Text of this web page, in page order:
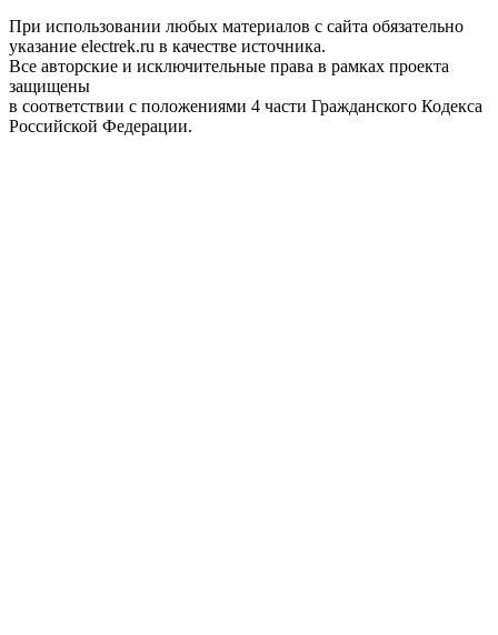
При использовании любых материалов с сайта обязательно
указание electrek.ru в качестве источника.
Все авторские и исключительные права в рамках проекта
защищены
в соответствии с положениями 4 части Гражданского Кодекса
Российской Федерации.